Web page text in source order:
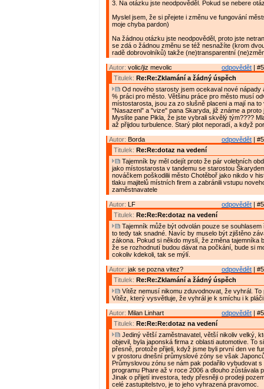
3. Na otázku jste neodpověděl. Pokud se nebere
Myslel jsem, že si přejete i změnu ve fungování
moje chyba pardon)
Na žádnou otázku jste neodpověděl, proto jste
se zdá o žádnou změnu se též nesnažíte (krom
radě dobrovolníků) takže (ne)transparentní
odpovědět |
Autor: volic/jiz mevolic
Titulek: Re:Re:Zklamání a žádný úspěch
Od nového starosty jsem ocekaval nové nápady
% práci pro město. Většinu práce pro město musí
místostarosta, jsou za zo slušně placeni a mají na
"Nasazeni" a "vize" pana Skaryda, již známe a proto
Myslíte pane Pikla, že jste vybrali skvělý tým????
až přijdou turbulence. Starý pilot neporadí, a když
odpovědět |
Autor: Borda
Titulek: Re:Re:dotaz na vedení
Tajemník by měl odejít proto že pár volebních
jako místostarosta v tandemu se starostou
nováčkem poškodilii město Chotěboř jako nikdo v
tlaku majitelů místních firem a zabránili vstupu
zaměstnavatele
odpovědět |
Autor: LF
Titulek: Re:Re:Re:dotaz na vedení
Tajemník může být odvolán pouze se souhlasem
to tedy tak snadné. Navíc by muselo být zjištěno
zákona. Pokud si někdo myslí, že změna tajemníka
že se rozhodnutí budou dávat na počkání, bude si
cokoliv kdekoli, tak se mýlí.
odpovědět |
Autor: jak se pozna vitez?
Titulek: Re:Re:Zklamání a žádný úspěch
Vítěz nemusí nikomu zduvodnovat, že vyhrál. To
Vítěz, který vysvětluje, že vyhrál je k smíchu i k
odpovědět |
Autor: Milan Linhart
Titulek: Re:Re:Re:dotaz na vedení
Jediný větší zaměstnavatel, větší nikoliv velký,
objevil, byla japonská firma z oblasti automotive. To
přesně, protože přijeli, když jsme byli první den ve
v prostoru dnešní průmyslové zóny se však
Průmyslovou zónu se nám pak podařilo vybudovat
programu Phare až v roce 2006 a dlouho zůstávala
Jinak o přijetí investora, tedy přesněji o prodeji
celé zastupitelstvo, je to jeho vyhrazená pravomoc.